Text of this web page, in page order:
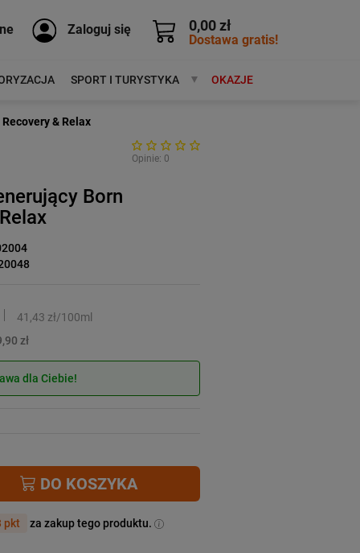
0,00 zł
Dostawa gratis!
Zaloguj się
SPORT I TURYSTYKA MARKIOKAZJE
& Relax
Opinie: 0
Born
41,43 zł/100ml
zł
dla Ciebie!
DO KOSZYKA
pkt za zakup tego produktu.